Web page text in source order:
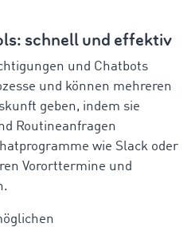
schnell und effektiv
und Chatbots
und können mehreren
geben, indem sie
Routineanfragen
wie Slack oder
Vororttermine und